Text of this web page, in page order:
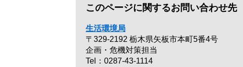
このページに関するお問い合わせ先
生活環境局
〒329-2192 栃木県矢板市本町5番4号
企画・危機対策担当
Tel：0287-43-1114